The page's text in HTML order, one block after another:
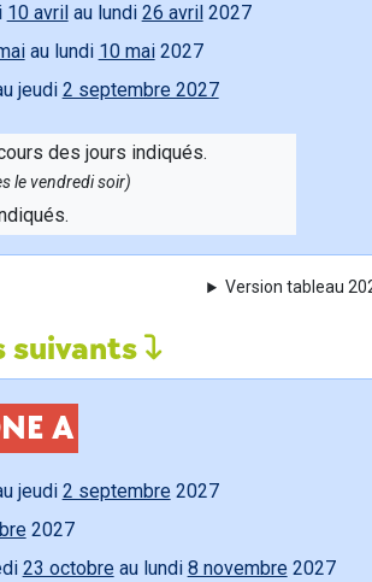
10 avril au lundi 26 avril 2027
au lundi 10 mai2027
jeudi 2 septembre 2027
des jours indiqués.
le vendredi soir)
Version tableau
suivants
A
jeudi 2 septembre 2027
2027
23 octobre au lundi 8 novembre 2027